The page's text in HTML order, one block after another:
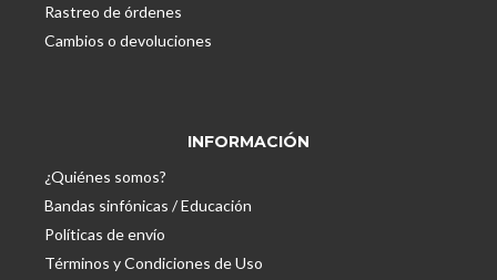
Rastreo de órdenes
Cambios o devoluciones
INFORMACIÓN
¿Quiénes somos?
Bandas sinfónicas / Educación
Políticas de envío
Términos y Condiciones de Uso